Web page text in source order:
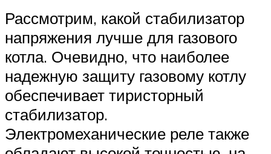
Рассмотрим, какой стабилизатор
напряжения лучше для газового
котла. Очевидно, что наиболее
надежную защиту газовому котлу
обеспечивает тиристорный
стабилизатор.
Электромеханические реле также